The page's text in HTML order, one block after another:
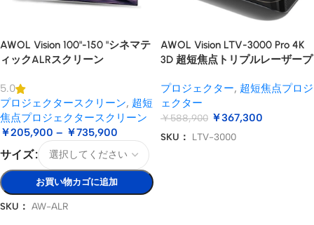
AWOL Vision 100"-150 "シネマテ
ィックALRスクリーン
5.0
プロジェクタースクリーン, 超短
焦点プロジェクタースクリーン
￥205,900 – ￥735,900
サイズ
お買い物カゴに追加
SKU： AW-ALR
AWOL Vision LTV-3000 Pro 4K
3D 超短焦点トリプルレーザープ
プロジェクター, 超短焦点プロジ
ェクター
￥588,900 ￥367,300
SKU： LTV-3000